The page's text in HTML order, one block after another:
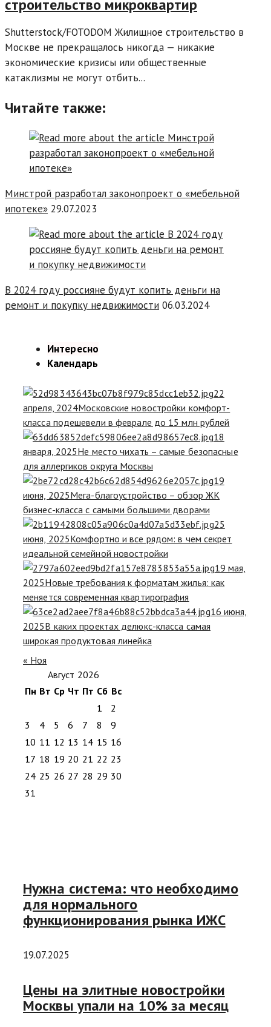
строительство микроквартир
Shutterstock/FOTODOM Жилищное строительство в
Москве не прекращалось никогда — никакие
экономические кризисы или общественные
катаклизмы не могут отбить...
Читайте также:
Минстрой разработал законопроект о «мебельной
ипотеке» 29.07.2023
В 2024 году россияне будут копить деньги на
ремонт и покупку недвижимости 06.03.2024
Интересно
Календарь
22
апреля, 2024Московские новостройки комфорт-
класса подешевели в феврале до 15 млн рублей
18
января, 2025Не место чихать – самые безопасные
для аллергиков округа Москвы
19
июня, 2025Мега-благоустройство – обзор ЖК
бизнес-класса с самыми большими дворами
25
июня, 2025Комфортно и все рядом: в чем секрет
идеальной семейной новостройки
19 мая,
2025Новые требования к форматам жилья: как
меняется современная квартирография
16 июня,
2025В каких проектах делюкс-класса самая
широкая продуктовая линейка
« Ноя
Август 2026
Пн Вт Ср Чт Пт Сб Вс
1
2
3
4 5 6 7 8
9
10 11 12 13 14 15 16
17 18 19 20 21 22 23
24 25 26 27 28 29 30
31
Нужна система: что необходимо
для нормального
функционирования рынка ИЖС
19.07.2025
Цены на элитные новостройки
Москвы упали на 10% за месяц